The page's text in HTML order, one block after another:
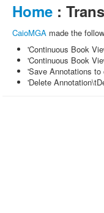
Home :
CaioMGA made the
'Continuous Book
'Continuous Book
'Save Annotations
'Delete